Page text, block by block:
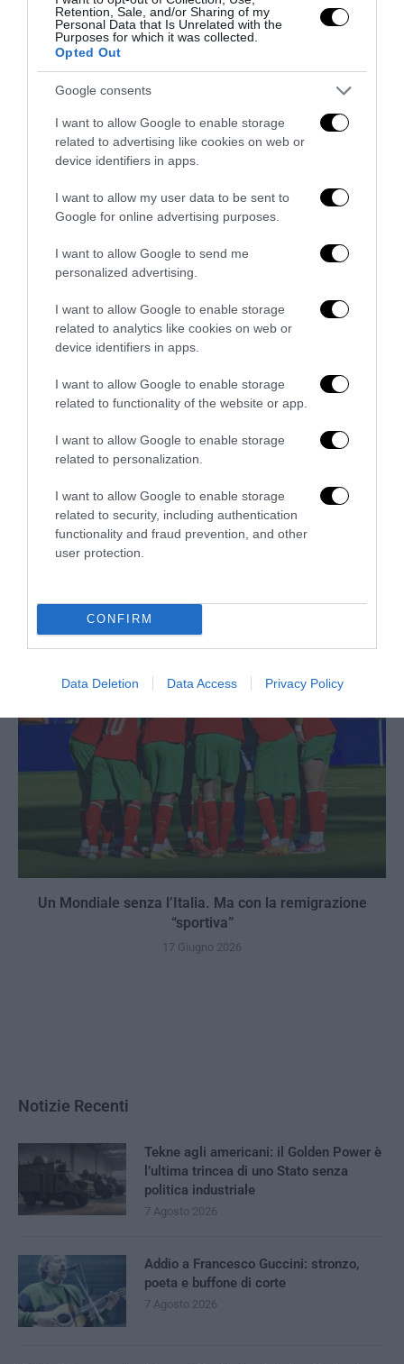
Retention, Sale, and/or Sharing of my
Personal Data that Is Unrelated with the
Purposes for which it was collected.
Opted Out
Google consents
I want to allow Google to enable storage
related to advertising like cookies on web or
device identifiers in apps.
I want to allow my user data to be sent to
Google for online advertising purposes.
I want to allow Google to send me
personalized advertising.
I want to allow Google to enable storage
related to analytics like cookies on web or
device identifiers in apps.
I want to allow Google to enable storage
related to functionality of the website or app.
I want to allow Google to enable storage
related to personalization.
I want to allow Google to enable storage
related to security, including authentication
functionality and fraud prevention, and other
user protection.
CONFIRM
Data Deletion Data Access Privacy Policy
Senso del sacro, fiuto del gol: Mikel Merino e una
Spagna tornata alle origini
9 Luglio 2026
Un Mondiale senza l’Italia. Ma con la remigrazione
“sportiva”
17 Giugno 2026
Notizie Recenti
Tekne agli americani: il Golden Power è
l’ultima trincea di uno Stato senza
politica industriale
7 Agosto 2026
Addio a Francesco Guccini: stronzo,
poeta e buffone di corte
7 Agosto 2026